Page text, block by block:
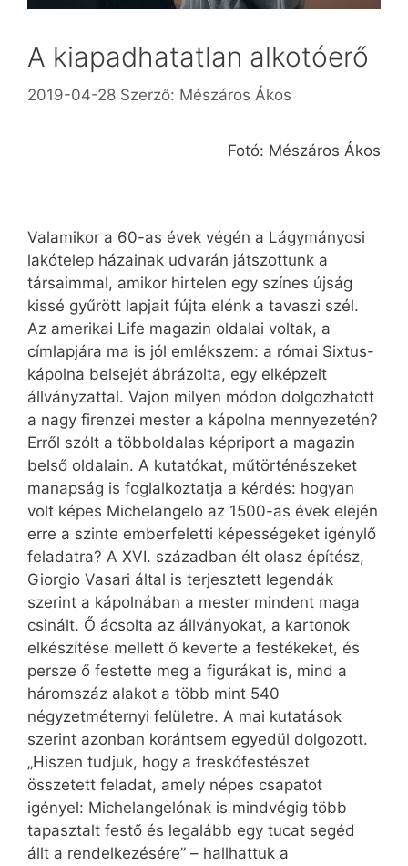
A kiapadhatatlan alkotóerő
2019-04-28 Szerző: Mészáros Ákos
Fotó: Mészáros Ákos
Valamikor a 60-as évek végén a Lágymányosi
lakótelep házainak udvarán játszottunk a
társaimmal, amikor hirtelen egy színes újság
kissé gyűrött lapjait fújta elénk a tavaszi szél.
Az amerikai Life magazin oldalai voltak, a
címlapjára ma is jól emlékszem: a római Sixtus-
kápolna belsejét ábrázolta, egy elképzelt
állványzattal. Vajon milyen módon dolgozhatott
a nagy firenzei mester a kápolna mennyezetén?
Erről szólt a többoldalas képriport a magazin
belső oldalain. A kutatókat, műtörténészeket
manapság is foglalkoztatja a kérdés: hogyan
volt képes Michelangelo az 1500-as évek elején
erre a szinte emberfeletti képességeket igénylő
feladatra? A XVI. században élt olasz építész,
Giorgio Vasari által is terjesztett legendák
szerint a kápolnában a mester mindent maga
csinált. Ő ácsolta az állványokat, a kartonok
elkészítése mellett ő keverte a festékeket, és
persze ő festette meg a figurákat is, mind a
háromszáz alakot a több mint 540
négyzetméternyi felületre. A mai kutatások
szerint azonban korántsem egyedül dolgozott.
„Hiszen tudjuk, hogy a freskófestészet
összetett feladat, amely népes csapatot
igényel: Michelangelónak is mindvégig több
tapasztalt festő és legalább egy tucat segéd
állt a rendelkezésére” – hallhattuk a